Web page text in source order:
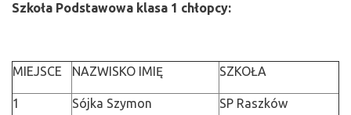
Szkoła Podstawowa klasa 1 chłopcy:
MIEJSCE NAZWISKO IMIĘ SZKOŁA
1 Sójka Szymon SP Raszków